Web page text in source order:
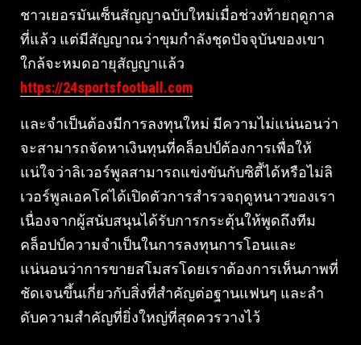
ชาวเยอรมันเซ็นสัญญาฉบับใหม่เมื่อช่วงท้ายฤดูกาล
ที่แล้ว แต่มีสัญญาณว่าขุมกําลังชุดปัจจุบันของเขา
ใกล้จะหมดอายุสัญญาแล้ว
https://24sportsfootball.com
และจําเป็นต้องมีการลงทุนใหม่ มีความไม่แน่นอนว่า
จะสามารถจัดหาเงินทุนที่คล็อปป์ต้องการเพื่อให้
แน่ใจว่าลิเวอร์พูลสามารถแข่งขันกับซิตี้ได้หรือไม่ลิ
เวอร์พูลเอคโค่ได้เปิดตัวการสํารวจฤดูหนาวของเรา
เนื่องจากผู้สนับสนุนได้รับการกระตุ้นให้พูดถึงทีม
คล็อปป์ความจําเป็นในการลงทุนการโอนและ
แน่นอนว่าการขายสโมสรโดยเราต้องการเห็นภาพที่
ชัดเจนขึ้นเกี่ยวกับสิ่งที่สําคัญต่อฐานแฟนๆ และลํา
ดับความสําคัญที่ยิ่งใหญ่ที่สุดควรวางไว้